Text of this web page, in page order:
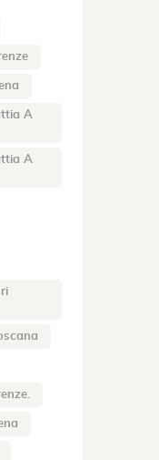
A
A